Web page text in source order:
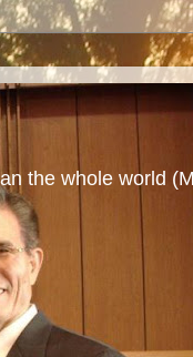
the whole world